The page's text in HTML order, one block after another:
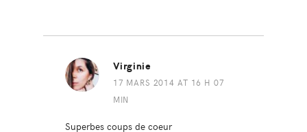
Virginie
17 MARS 2014 AT 16 H 07
MIN
Superbes coups de coeur